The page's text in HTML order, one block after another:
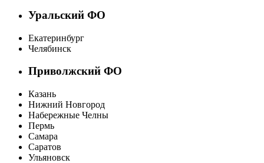
Уральский ФО
Екатеринбург
Челябинск
Приволжский ФО
Казань
Нижний Новгород
Набережные Челны
Пермь
Самара
Саратов
Ульяновск